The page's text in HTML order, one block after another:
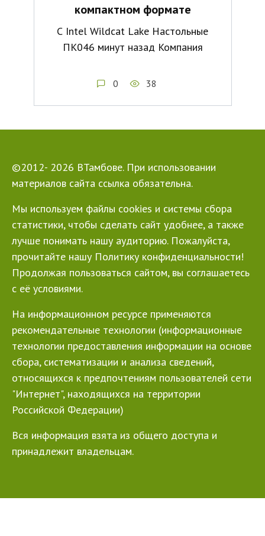
компактном формате
С Intel Wildcat Lake Настольные
ПК046 минут назад Компания
0 38
©2012- 2026 ВТамбове. При использовании
материалов сайта ссылка обязательна.
Мы используем файлы cookies и системы сбора
статистики, чтобы сделать сайт удобнее, а также
лучше понимать нашу аудиторию. Пожалуйста,
прочитайте нашу Политику конфиденциальности!
Продолжая пользоваться сайтом, вы соглашаетесь
с её условиями.
На информационном ресурсе применяются
рекомендательные технологии (информационные
технологии предоставления информации на основе
сбора, систематизации и анализа сведений,
относящихся к предпочтениям пользователей сети
"Интернет", находящихся на территории
Российской Федерации)
Вся информация взята из общего доступа и
принадлежит владельцам.